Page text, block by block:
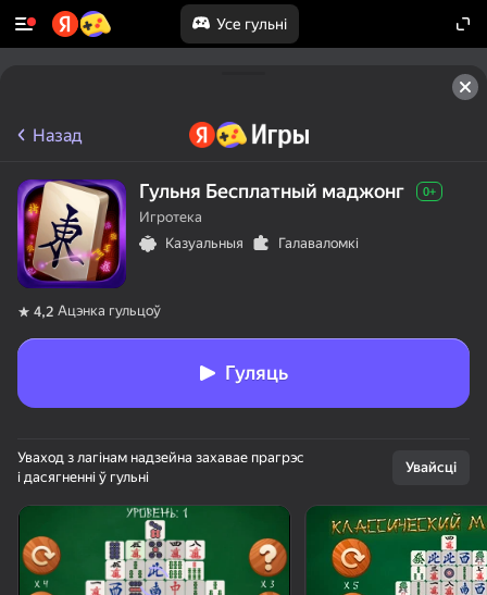
Усе гульні
Павярніце прыладу
Гульня працуе толькі ў гарызантальнай
арыентацыі
Назад
Гульня Бесплатный маджонг 0+
Игротека
Казуальныя
Галаваломкі
4,2 Ацэнка гульцоў
Гуляць
Уваход з лагінам надзейна захавае прагрэс
і дасягненні ў гульні
Увайсці